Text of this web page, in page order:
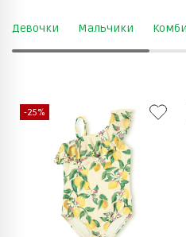
Девочки Мальчики
-25%